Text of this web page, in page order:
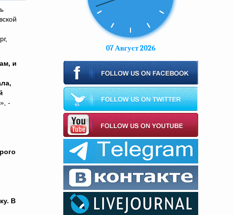
и
», -
В
07 Август 2026